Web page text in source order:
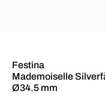
Festina
Mademoiselle
Ø34.5 mm